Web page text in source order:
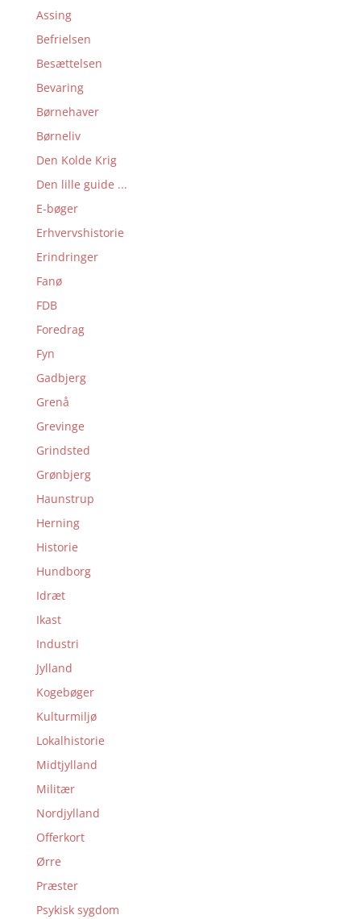
Assing
Befrielsen
Besættelsen
Bevaring
Børnehaver
Børneliv
Den Kolde Krig
Den lille guide ...
E-bøger
Erhvervshistorie
Erindringer
Fanø
FDB
Foredrag
Fyn
Gadbjerg
Grenå
Grevinge
Grindsted
Grønbjerg
Haunstrup
Herning
Historie
Hundborg
Idræt
Ikast
Industri
Jylland
Kogebøger
Kulturmiljø
Lokalhistorie
Midtjylland
Militær
Nordjylland
Offerkort
Ørre
Præster
Psykisk sygdom